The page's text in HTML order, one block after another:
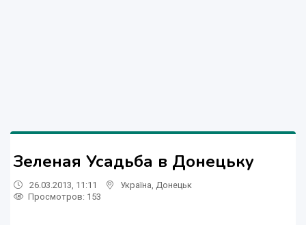
Зеленая Усадьба в Донецьку
26.03.2013, 11:11 Україна Донецьк
Просмотров: 153